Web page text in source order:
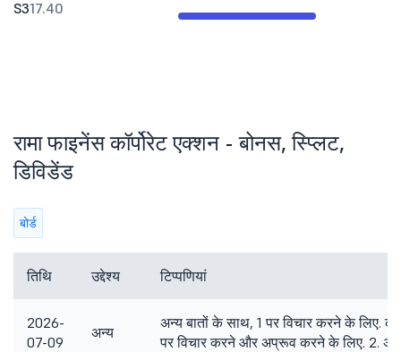
S317.40
रामा फाइनेंस कॉर्पोरेट एक्शन - बोनस, स्प्लिट,
डिविडेंड
बोर्ड
तिथि उद्देश्य टिप्पणियां
2026-
07-09
अन्य
अन्य बातों के साथ, 1 पर विचार करने के लिए.
पर विचार करने और अप्रूव करने के लिए. 2.